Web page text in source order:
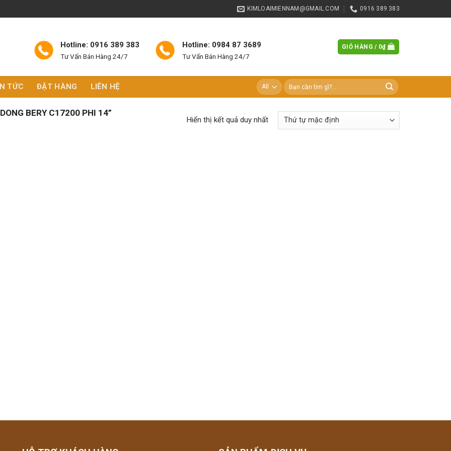
KIMLOAIMIENNAM@GMAIL.COM 0916 389 383
Hotline: 0916 389 383
Tư Vấn Bán Hàng 24/7
Hotline: 0984 87 3689
Tư Vấn Bán Hàng 24/7
GIỎ HÀNG / 0₫
TỨC ĐẶT HÀNG LIÊN HỆ
Tìm
kiếm:
BERY C17200 PHI 14”
Hiển thị kết quả duy nhất